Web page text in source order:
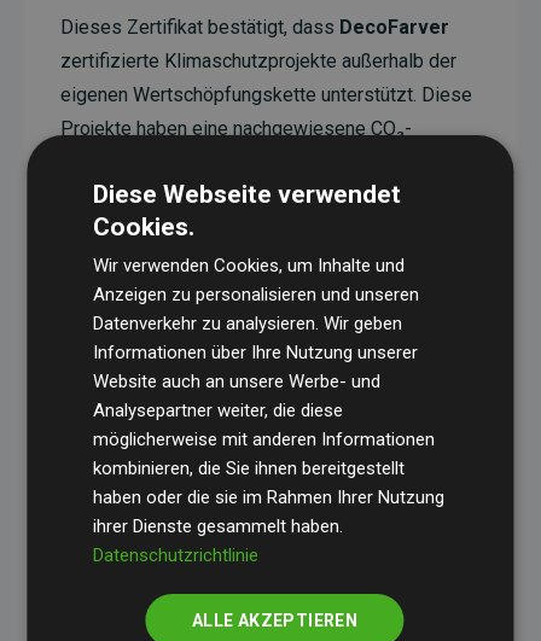
Dieses Zertifikat bestätigt, dass DecoFarver
zertifizierte Klimaschutzprojekte außerhalb der
eigenen Wertschöpfungskette unterstützt. Diese
Projekte haben eine nachgewiesene CO₂-
Doppelten der geschätzten Emissionen der
Website entspricht.
Alle unterstützten Projekte werden durch
Standardverifiziert und erfüllen höchste
Anforderungen an Qualität, tatsächliche
Klimawirkung und Transparenz. Weitere
Informationen zu den einzelnen Projekten finden
Sie hier.
Initiative Websites, die Klimaprojekte unterstützen
Diese Webseite verwendet
Cookies.
Wir verwenden Cookies, um Inhalte und
Anzeigen zu personalisieren und unseren
Datenverkehr zu analysieren. Wir geben
Informationen über Ihre Nutzung unserer
Website auch an unsere Werbe- und
Analysepartner weiter, die diese
möglicherweise mit anderen Informationen
kombinieren, die Sie ihnen bereitgestellt
haben oder die sie im Rahmen Ihrer Nutzung
ihrer Dienste gesammelt haben.
Datenschutzrichtlinie
ALLE AKZEPTIEREN